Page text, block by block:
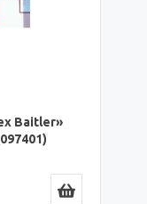
Baitler»